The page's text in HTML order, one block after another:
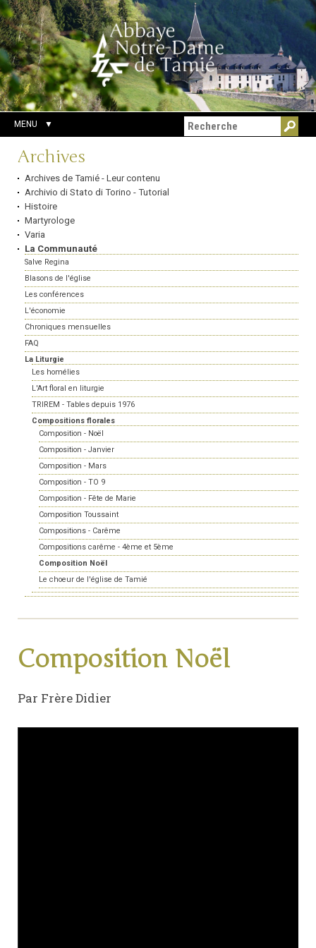
Aller
au
contenu.
|
Aller
à
la
navigation
Outils
personnels
Chercher par
Recherche
avancée…
MENU
Navigation
Archives
Archives de Tamié - Leur contenu
Archivio di Stato di Torino - Tutorial
Histoire
Martyrologe
Varia
La Communauté
Salve Regina
Blasons de l'église
Les conférences
L'économie
Chroniques mensuelles
FAQ
La Liturgie
Les homélies
L'Art floral en liturgie
TRIREM - Tables depuis 1976
Compositions florales
Composition - Noël
Composition - Janvier
Composition - Mars
Composition - TO 9
Composition - Fête de Marie
Composition Toussaint
Compositions - Carême
Compositions carême - 4ème et 5ème
Composition Noël
Le choeur de l'église de Tamié
Composition Noël
Par Frère Didier